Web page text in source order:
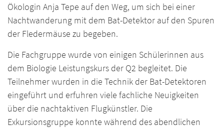
Ökologin Anja Tepe auf den Weg, um sich bei einer
Nachtwanderung mit dem Bat-Detektor auf den Spuren
der Fledermäuse zu begeben.
Die Fachgruppe wurde von einigen Schülerinnen aus
dem Biologie Leistungskurs der Q2 begleitet. Die
Teilnehmer wurden in die Technik der Bat-Detektoren
eingeführt und erfuhren viele fachliche Neuigkeiten
über die nachtaktiven Flugkünstler. Die
Exkursionsgruppe konnte während des abendlichen